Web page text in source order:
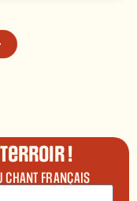
terroir !
CHANT FRANÇAIS